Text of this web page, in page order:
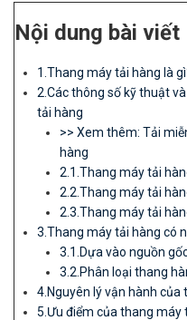
Nội dung bài viết
1.Thang máy tải hàng là
2.Các thông số kỹ thuật
tải hàng
>> Xem thêm: Tải
hàng
2.1.Thang máy tải
2.2.Thang máy tải
2.3.Thang máy tải
3.Thang máy tải hàng có
3.1.Dựa vào nguồn
3.2.Phân loại thang
4.Nguyên lý vận hành
5.Ưu điểm của thang máy